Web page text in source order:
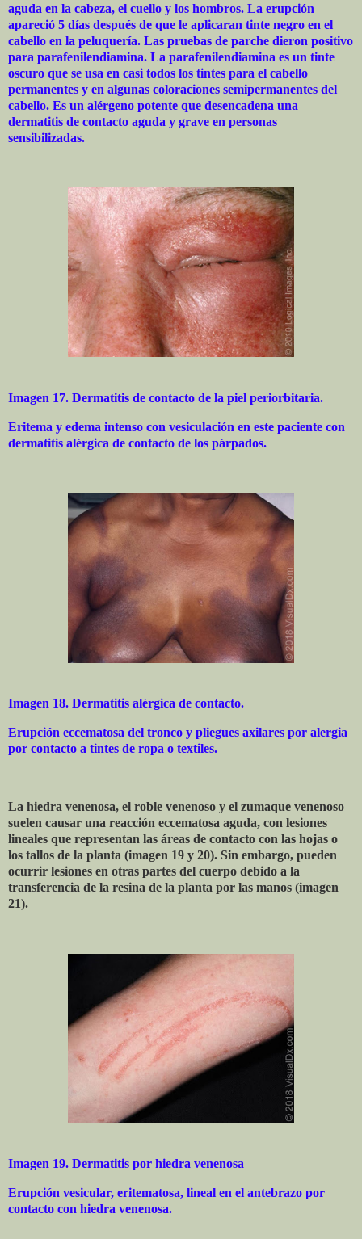
aguda en la cabeza, el cuello y los hombros. La erupción
apareció 5 días después de que le aplicaran tinte negro en el
cabello en la peluquería. Las pruebas de parche dieron positivo
para parafenilendiamina. La parafenilendiamina es un tinte
oscuro que se usa en casi todos los tintes para el cabello
permanentes y en algunas coloraciones semipermanentes del
cabello. Es un alérgeno potente que desencadena una
dermatitis de contacto aguda y grave en personas
sensibilizadas.
Imagen 17. Dermatitis de contacto de la piel periorbitaria.
Eritema y edema intenso con vesiculación en este paciente con
dermatitis alérgica de contacto de los párpados.
Imagen 18. Dermatitis alérgica de contacto.
Erupción eccematosa del tronco y pliegues axilares por alergia
por contacto a tintes de ropa o textiles.
La hiedra venenosa, el roble venenoso y el zumaque venenoso
suelen causar una reacción eccematosa aguda, con lesiones
lineales que representan las áreas de contacto con las hojas o
los tallos de la planta (imagen 19 y 20). Sin embargo, pueden
ocurrir lesiones en otras partes del cuerpo debido a la
transferencia de la resina de la planta por las manos (imagen
21).
Imagen 19. Dermatitis por hiedra venenosa
Erupción vesicular, eritematosa, lineal en el antebrazo por
contacto con hiedra venenosa.